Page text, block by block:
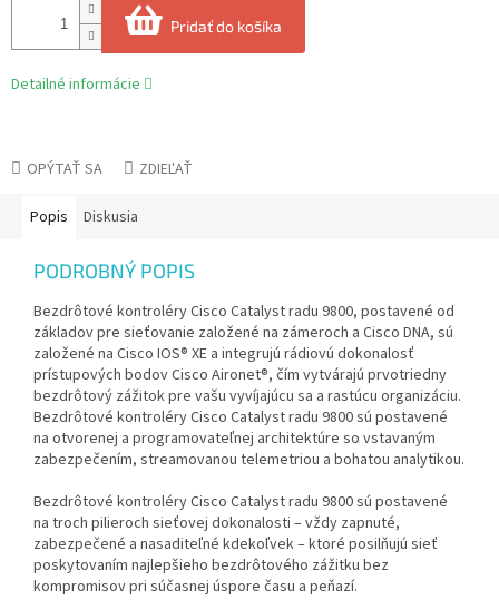
Pridať do košíka
Detailné informácie
OPÝTAŤ SA ZDIEĽAŤ
Popis Diskusia
PODROBNÝ POPIS
Bezdrôtové kontroléry Cisco Catalyst radu 9800, postavené od
základov pre sieťovanie založené na zámeroch a Cisco DNA, sú
založené na Cisco IOS® XE a integrujú rádiovú dokonalosť
prístupových bodov Cisco Aironet®, čím vytvárajú prvotriedny
bezdrôtový zážitok pre vašu vyvíjajúcu sa a rastúcu organizáciu.
Bezdrôtové kontroléry Cisco Catalyst radu 9800 sú postavené
na otvorenej a programovateľnej architektúre so vstavaným
zabezpečením, streamovanou telemetriou a bohatou analytikou.
Bezdrôtové kontroléry Cisco Catalyst radu 9800 sú postavené
na troch pilieroch sieťovej dokonalosti – vždy zapnuté,
zabezpečené a nasaditeľné kdekoľvek – ktoré posilňujú sieť
poskytovaním najlepšieho bezdrôtového zážitku bez
kompromisov pri súčasnej úspore času a peňazí.